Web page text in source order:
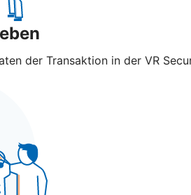
der Transaktion in der VR